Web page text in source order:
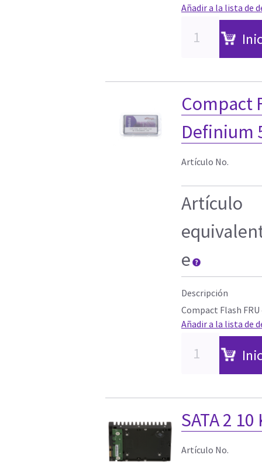
Añadir a la lista de
Compact
Definium
Artículo No.
Artículo
e
Descripción
Compact Flash
Añadir a la lista de
SATA 2
Artículo No.